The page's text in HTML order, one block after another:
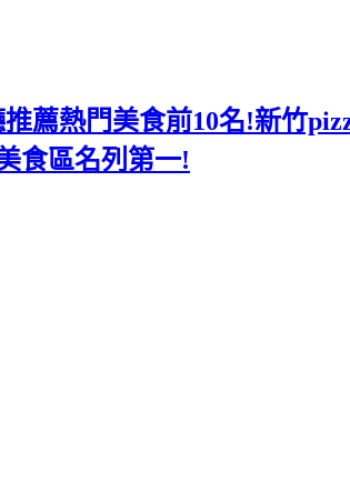
薦熱門美食前10名!新竹
食區名列第一!